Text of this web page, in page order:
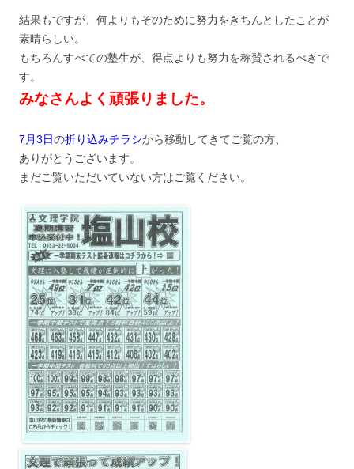
結果もですが、何よりもそのために努力をきちんとしたことが
素晴らしい。
もちろんすべての塾生が、得点よりも努力を称賛されるべきで
す。
みなさんよく頑張りました。
7月3日の折り込みチラシから移動してきてご覧の方、
ありがとうございます。
まだご覧いただいていない方はご覧ください。